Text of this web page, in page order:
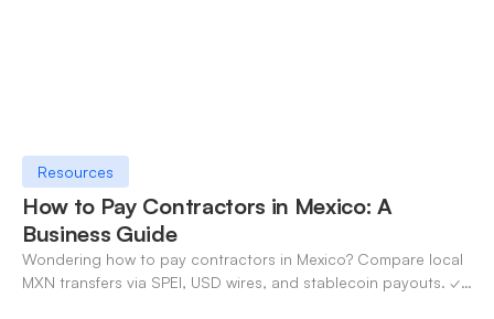
Resources
How to Pay Contractors in Mexico: A
Business Guide
Wondering how to pay contractors in Mexico? Compare local
MXN transfers via SPEI, USD wires, and stablecoin payouts. ✓